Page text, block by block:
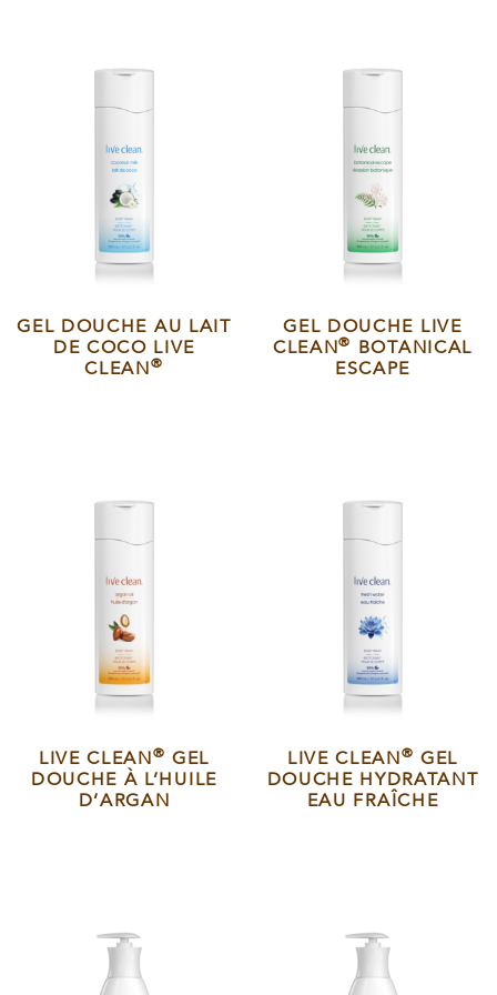
GEL DOUCHE AU LAIT
DE COCO LIVE
CLEAN®
GEL DOUCHE LIVE
CLEAN® BOTANICAL
ESCAPE
LIVE CLEAN® GEL
DOUCHE À L’HUILE
D’ARGAN
LIVE CLEAN® GEL
DOUCHE HYDRATANT
EAU FRAÎCHE